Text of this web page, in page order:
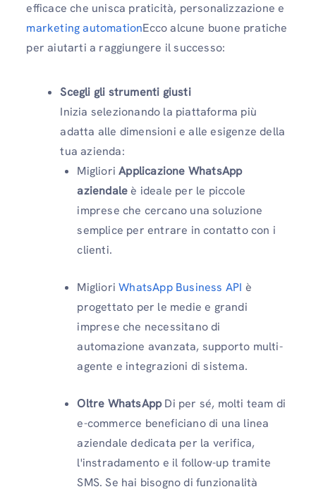
efficace che unisca praticità, personalizzazione e
marketing automationEcco alcune buone pratiche
per aiutarti a raggiungere il successo:
Scegli gli strumenti giusti
Inizia selezionando la piattaforma più
adatta alle dimensioni e alle esigenze della
tua azienda:
MiglioriApplicazione WhatsApp
aziendaleè ideale per le piccole
imprese che cercano una soluzione
semplice per entrare in contatto con i
clienti.
MiglioriWhatsApp Business API è
progettato per le medie e grandi
imprese che necessitano di
automazione avanzata, supporto multi-
agente e integrazioni di sistema.
Oltre WhatsAppDi per sé, molti team di
e-commerce beneficiano di una linea
aziendale dedicata per la verifica,
l'instradamento e il follow-up tramite
SMS. Se hai bisogno di funzionalità